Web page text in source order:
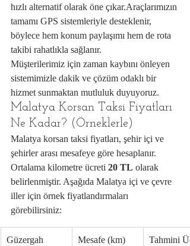
hızlı alternatif olarak öne çıkar.Araçlarımızın
tamamı GPS sistemleriyle desteklenir,
böylece hem konum paylaşımı hem de rota
takibi rahatlıkla sağlanır.
Müşterilerimiz için zaman kaybını önleyen
sistemimizle dakik ve çözüm odaklı bir
hizmet sunmaktan mutluluk duyuyoruz.
Malatya Korsan Taksi Fiyatları
Ne Kadar? (Örneklerle)
Malatya korsan taksi fiyatları, şehir içi ve
şehirler arası mesafeye göre hesaplanır.
Ortalama kilometre ücreti 20 TL olarak
belirlenmiştir. Aşağıda Malatya içi ve çevre
iller için örnek fiyatlandırmaları
görebilirsiniz:
Güzergah Mesafe (km)
Tahmini